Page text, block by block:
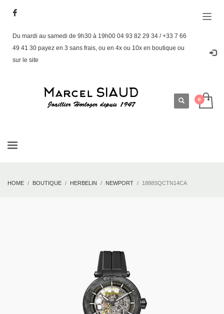
Du mardi au samedi de 9h30 à 19h00 04 93 82 29 34 / +33 7 66
49 41 30 payez en 3 sans frais, ou en 4x ou 10x en boutique ou
sur le site
HOME BOUTIQUE HERBELIN NEWPORT 1888SQCTN14CA